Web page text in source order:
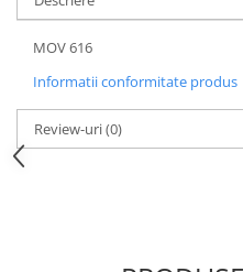
MOV 616
Informatii conformitate produs
Review-uri(0)